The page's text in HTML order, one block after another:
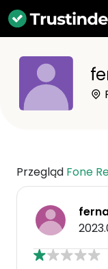
Przegląd Fone